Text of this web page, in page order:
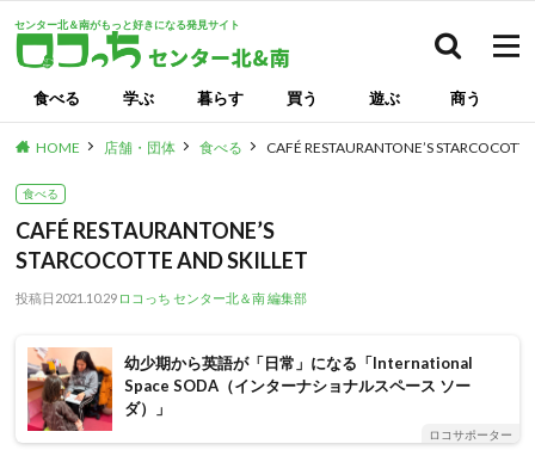
センター北＆南がもっと好きになる発見サイト
食べる 学ぶ 暮らす 買う 遊ぶ 商う
HOME 店舗・団体 食べる CAFÉ RESTAURANTONE’S
食べる
CAFÉ RESTAURANTONE’S
STARCOCOTTE AND SKILLET
投稿日 2021.10.29 ロコっち センター北＆南 編集部
幼少期から英語が「日常」になる「International
Space SODA（インターナショナルスペース ソー
ダ）」
ロコサポーター